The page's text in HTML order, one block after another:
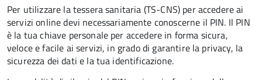
Per utilizzare la tessera sanitaria (TS-CNS) per accedere ai
servizi online devi necessariamente conoscerne il PIN. Il PIN
è la tua chiave personale per accedere in forma sicura,
veloce e facile ai servizi, in grado di garantire la privacy, la
sicurezza dei dati e la tua identificazione.